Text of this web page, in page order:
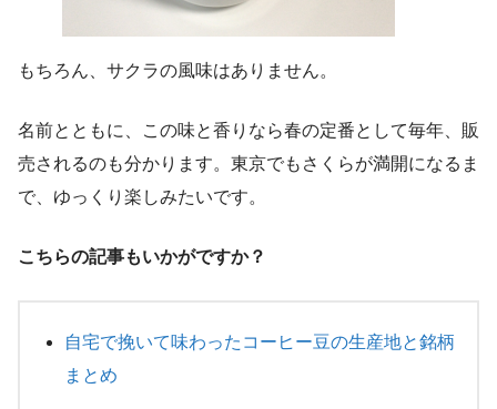
もちろん、サクラの風味はありません。
名前とともに、この味と香りなら春の定番として毎年、販
売されるのも分かります。東京でもさくらが満開になるま
で、ゆっくり楽しみたいです。
こちらの記事もいかがですか？
自宅で挽いて味わったコーヒー豆の生産地と銘柄
まとめ